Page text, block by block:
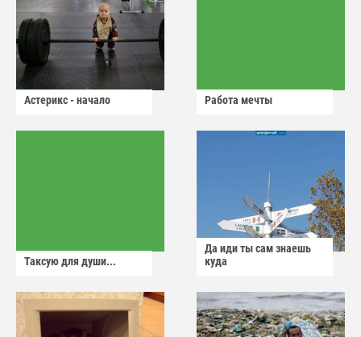
Астерикс - начало Работа мечты
Таксую для души...
Да иди ты сам знаешь
куда